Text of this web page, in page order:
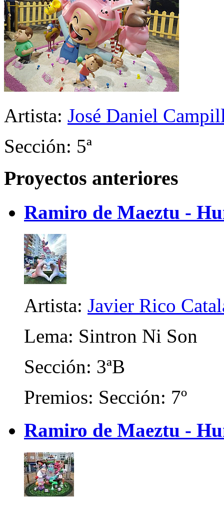
Artista: José Daniel
Sección: 5ª
Proyectos anteriores
Ramiro de Maeztu -
Artista: Javier Rico
Lema: Sintron Ni Son
Sección: 3ªB
Premios: Sección: 7º
Ramiro de Maeztu -